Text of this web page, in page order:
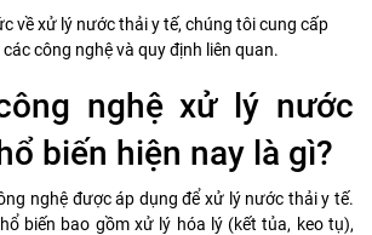
về xử lý nước thải y tế, chúng tôi cung cấp
công nghệ và quy định liên quan.
nghệ xử lý nước
biến hiện nay là gì?
nghệ được áp dụng để xử lý nước thải y tế.
biến bao gồm xử lý hóa lý (kết tủa, keo tụ),